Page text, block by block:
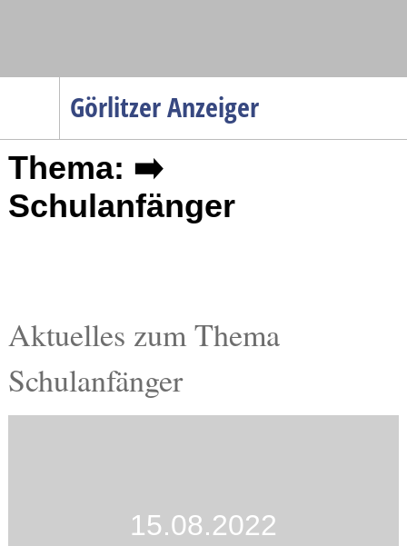
Görlitzer Anzeiger
Menüpunkte
Startseite
Gesellschaft
Gesundheit
Kultur
Thema: ➡️
Schulanfänger
Aktuelles zum Thema
Schulanfänger
15.08.2022